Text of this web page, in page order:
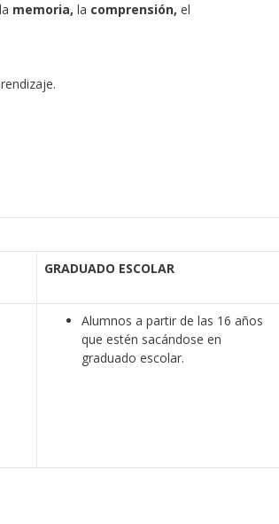
la memoria, la comprensión, el
GRADUADO ESCOLAR
Alumnos a partir de las 16 años
que estén sacándose en
graduado escolar.